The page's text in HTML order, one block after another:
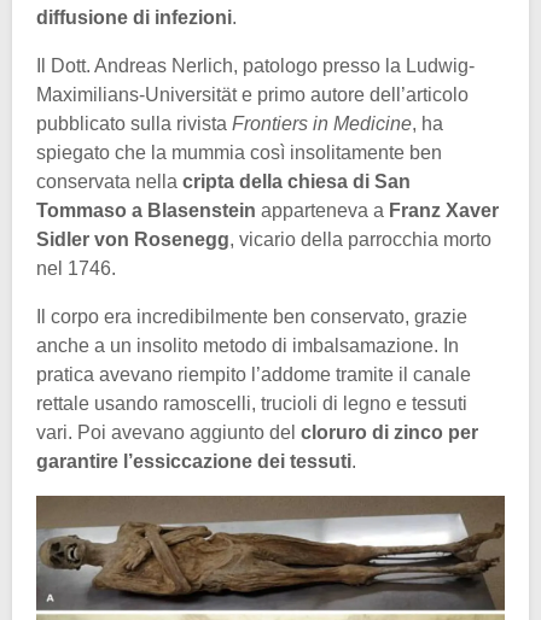
diffusione di infezioni.
Il Dott. Andreas Nerlich, patologo presso la Ludwig-
Maximilians-Universität e primo autore dell’articolo
pubblicato sulla rivista Frontiers in Medicine, ha
spiegato che la mummia così insolitamente ben
conservata nella cripta della chiesa di San
Tommaso a Blasenstein apparteneva a Franz Xaver
Sidler von Rosenegg, vicario della parrocchia morto
nel 1746.
Il corpo era incredibilmente ben conservato, grazie
anche a un insolito metodo di imbalsamazione. In
pratica avevano riempito l’addome tramite il canale
rettale usando ramoscelli, trucioli di legno e tessuti
vari. Poi avevano aggiunto del cloruro di zinco per
garantire l’essiccazione dei tessuti.